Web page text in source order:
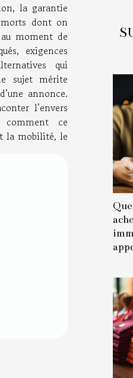
la garantie
dont on
moment de
exigences
qui
sujet mérite
annonce.
l’envers
comment ce
la mobilité, le